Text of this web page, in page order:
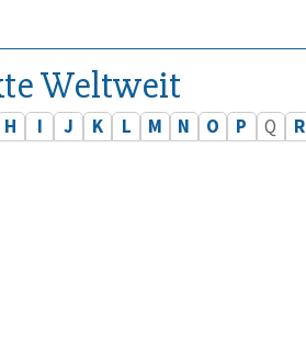
Weltweit
H I J K L M N O P Q R